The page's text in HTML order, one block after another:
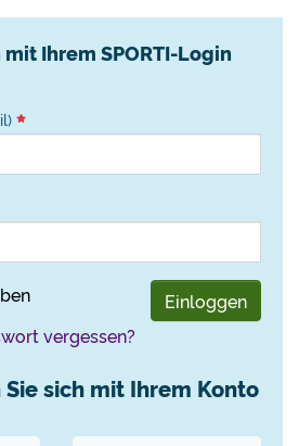
Ihrem SPORTI-Login
Einloggen
vergessen?
sich mit Ihrem Konto